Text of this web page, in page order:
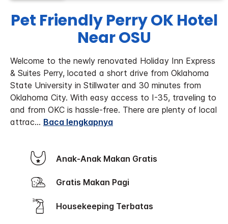
Pet Friendly Perry OK Hotel
Near OSU
Welcome to the newly renovated Holiday Inn Express
& Suites Perry, located a short drive from Oklahoma
State University in Stillwater and 30 minutes from
Oklahoma City. With easy access to I-35, traveling to
and from OKC is hassle-free. There are plenty of local
attrac... Baca lengkapnya
Anak-Anak Makan Gratis
Gratis Makan Pagi
Housekeeping Terbatas